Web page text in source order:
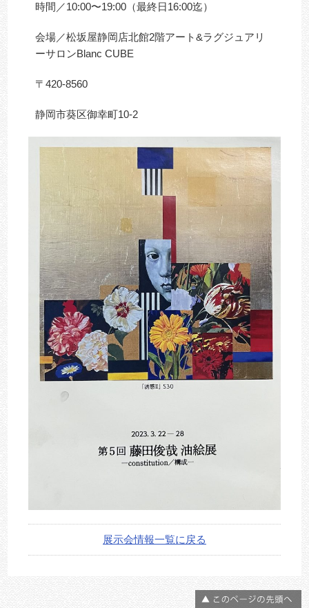
時間／10:00〜19:00（最終日16:00迄）
会場／松坂屋静岡店北館2階アート&ラグジュアリ
ーサロンBlanc CUBE
〒420-8560
静岡市葵区御幸町10-2
展示会情報一覧に戻る